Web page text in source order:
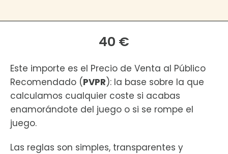
40 €
Este importe es el Precio de Venta al Público
Recomendado (PVPR): la base sobre la que
calculamos cualquier coste si acabas
enamorándote del juego o si se rompe el
juego.
Las reglas son simples, transparentes y